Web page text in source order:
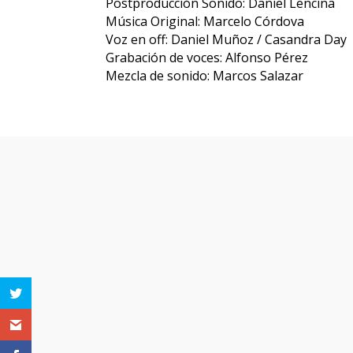
Música Original: Marcelo Córdova
Voz en off: Daniel Muñoz / Casandra Day
Grabación de voces: Alfonso Pérez
Mezcla de sonido: Marcos Salazar